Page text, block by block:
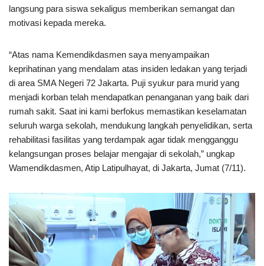
langsung para siswa sekaligus memberikan semangat dan
motivasi kepada mereka.
“Atas nama Kemendikdasmen saya menyampaikan
keprihatinan yang mendalam atas insiden ledakan yang terjadi
di area SMA Negeri 72 Jakarta. Puji syukur para murid yang
menjadi korban telah mendapatkan penanganan yang baik dari
rumah sakit. Saat ini kami berfokus memastikan keselamatan
seluruh warga sekolah, mendukung langkah penyelidikan, serta
rehabilitasi fasilitas yang terdampak agar tidak mengganggu
kelangsungan proses belajar mengajar di sekolah,” ungkap
Wamendikdasmen, Atip Latipulhayat, di Jakarta, Jumat (7/11).